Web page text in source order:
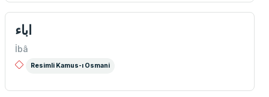
اباء
İbâ
Resimli Kamus-ı Osmani